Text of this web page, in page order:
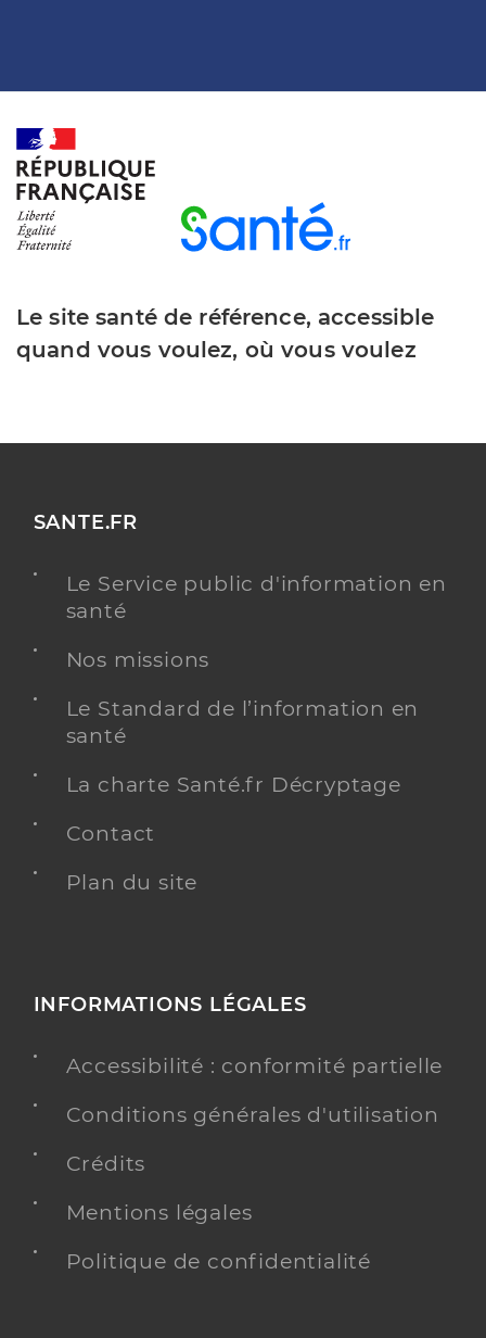
Le site santé de référence, accessible
quand vous voulez, où vous voulez
SANTE.FR
Le Service public d'information en
santé
Nos missions
Le Standard de l’information en
santé
La charte Santé.fr Décryptage
Contact
Plan du site
INFORMATIONS LÉGALES
Accessibilité : conformité partielle
Conditions générales d'utilisation
Crédits
Mentions légales
Politique de confidentialité